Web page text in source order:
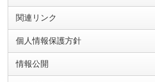
関連リンク
個人情報保護方針
情報公開